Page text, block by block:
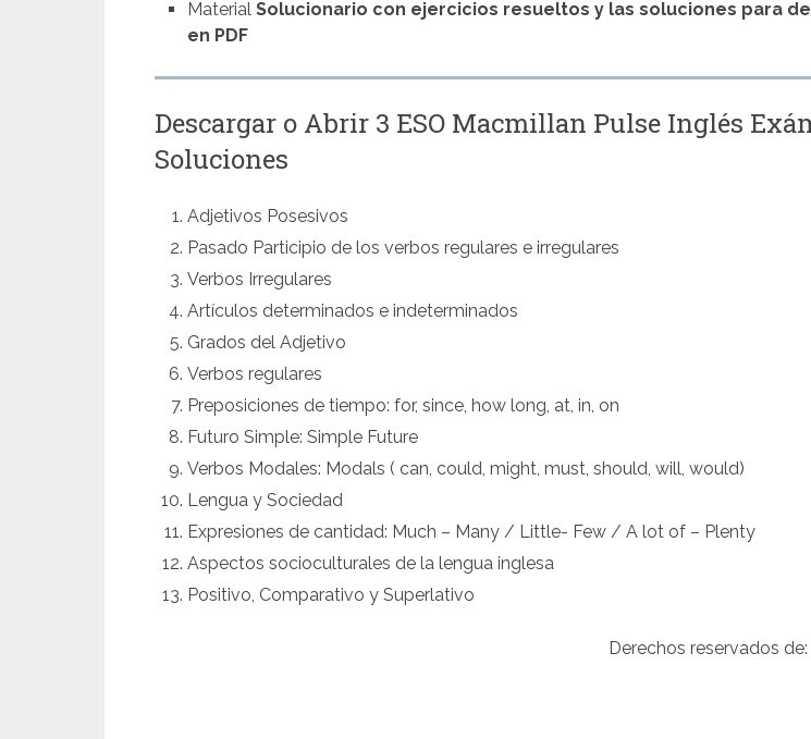
MaterialSolucionario con ejercicios resueltos y las soluciones para
en PDF
Descargar o Abrir 3 ESO Macmillan Pulse Inglés
Soluciones
Adjetivos Posesivos
Pasado Participio de los verbos regulares e irregulares
Verbos Irregulares
Artículos determinados e indeterminados
Grados del Adjetivo
Verbos regulares
Preposiciones de tiempo: for, since, how long, at, in, on
Futuro Simple: Simple Future
Verbos Modales: Modals ( can, could, might, must, should, will, would)
Lengua y Sociedad
Expresiones de cantidad: Much – Many / Little- Few / A lot of – Plenty
Aspectos socioculturales de la lengua inglesa
Positivo, Comparativo y Superlativo
Derechos reservados de: